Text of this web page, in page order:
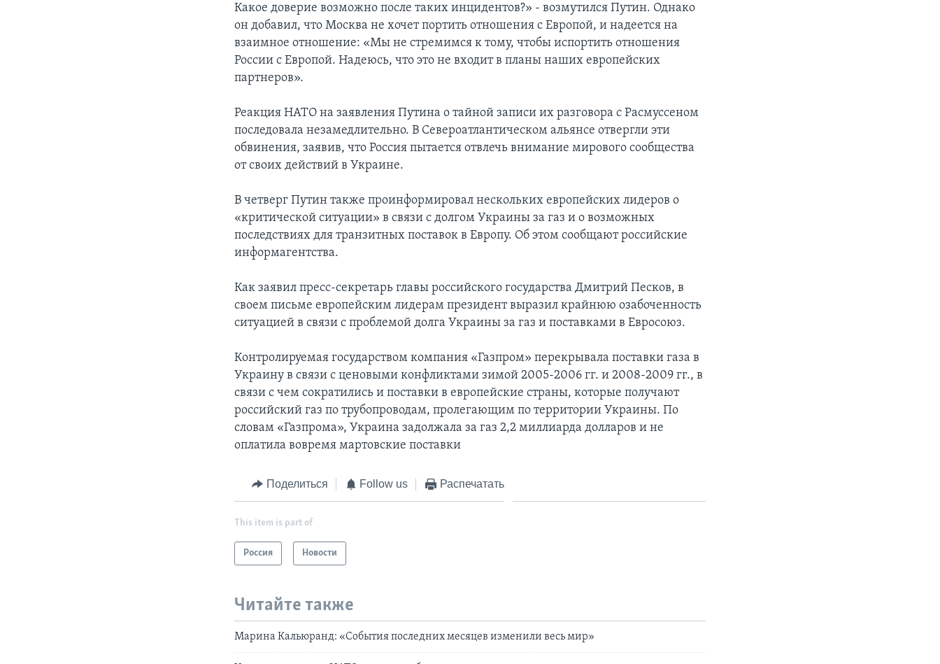
Какое доверие возможно после таких инцидентов?» - возмутился Путин. Однако
он добавил, что Москва не хочет портить отношения с Европой, и надеется на
взаимное отношение: «Мы не стремимся к тому, чтобы испортить отношения
России с Европой. Надеюсь, что это не входит в планы наших европейских
партнеров».
Реакция НАТО на заявления Путина о тайной записи их разговора с Расмуссеном
последовала незамедлительно. В Североатлантическом альянсе отвергли эти
обвинения, заявив, что Россия пытается отвлечь внимание мирового сообщества
от своих действий в Украине.
В четверг Путин также проинформировал нескольких европейских лидеров о
«критической ситуации» в связи с долгом Украины за газ и о возможных
последствиях для транзитных поставок в Европу. Об этом сообщают российские
информагентства.
Как заявил пресс-секретарь главы российского государства Дмитрий Песков, в
своем письме европейским лидерам президент выразил крайнюю озабоченность
ситуацией в связи с проблемой долга Украины за газ и поставками в Евросоюз.
Контролируемая государством компания «Газпром» перекрывала поставки газа в
Украину в связи с ценовыми конфликтами зимой 2005-2006 гг. и 2008-2009 гг., в
связи с чем сократились и поставки в европейские страны, которые получают
российский газ по трубопроводам, пролегающим по территории Украины. По
словам «Газпрома», Украина задолжала за газ 2,2 миллиарда долларов и не
оплатила вовремя мартовские поставки
Поделиться Follow us Распечатать
This item is part of
Россия Новости
Читайте также
Марина Кальюранд: «События последних месяцев изменили весь мир»